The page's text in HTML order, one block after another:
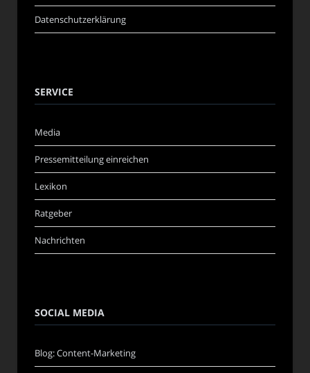
Datenschutzerklärung
SERVICE
Media
Pressemitteilung einreichen
Lexikon
Ratgeber
Nachrichten
SOCIAL MEDIA
Blog: Content-Marketing